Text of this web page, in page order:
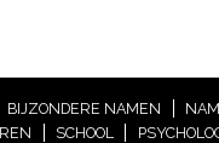
BIJZONDERE NAMEN
SCHOOL